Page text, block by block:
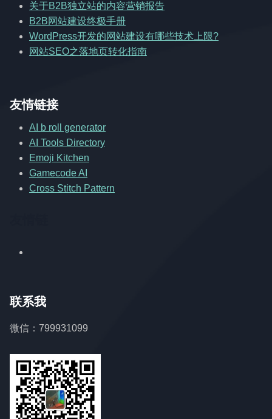
关于B2B独立站的内容营销报告
B2B网站建设终极手册
WordPress开发的网站建设有哪些技术上限?
网站SEO之落地页转化指南
友情链接
AI b roll generator
AI Tools Directory
Emoji Kitchen
Gamecode AI
Cross Stitch Pattern
联系我
微信：799931099